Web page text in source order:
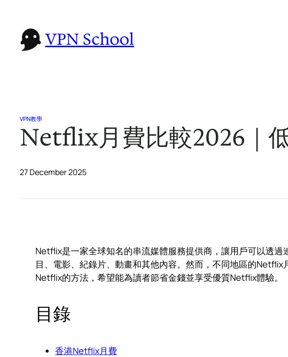
content
VPN School
VPN教學
Netflix月費比較2026｜
27 December 2025
Netflix是一家全球知名的串流媒體服務提供商，讓用戶可以透
目、電影、紀錄片、動畫和其他內容。然而，不同地區的
Netflix的方法，希望能為讀者節省金錢並享受優質Netflix體驗。
目錄
香港Netflix月費